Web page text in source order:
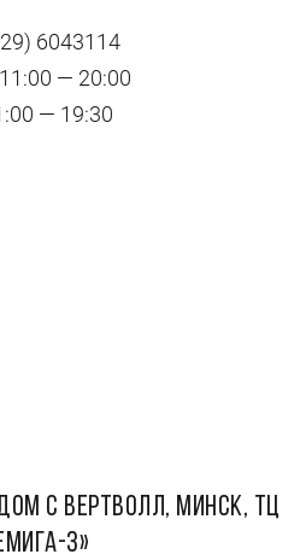
6043114
— 20:00
— 19:30
С ВертВолл, Минск, ТЦ
3»